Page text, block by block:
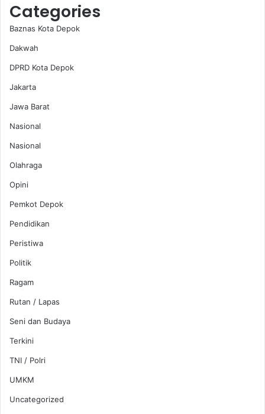
Categories
Baznas Kota Depok
Dakwah
DPRD Kota Depok
Jakarta
Jawa Barat
Nasional
Nasional
Olahraga
Opini
Pemkot Depok
Pendidikan
Peristiwa
Politik
Ragam
Rutan / Lapas
Seni dan Budaya
Terkini
TNI / Polri
UMKM
Uncategorized